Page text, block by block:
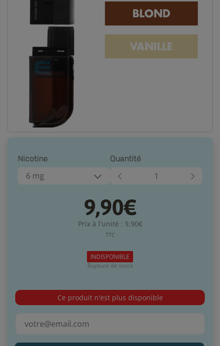
Nicotine
6 mg
Quantité
9,90€
Prix à l'unité : 9,90€
TTC
INDISPONIBLE
Rupture de stock
Ce produit n'est plus disponible